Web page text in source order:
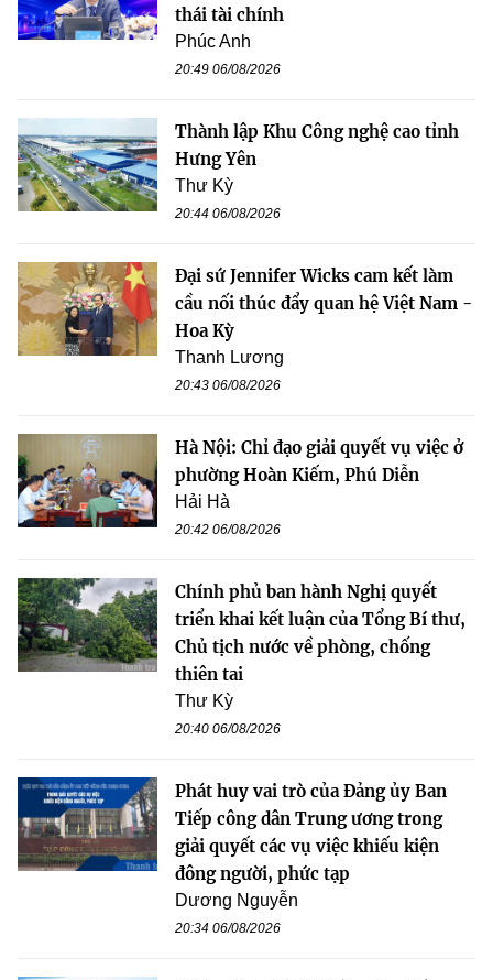
thái tài chính
Phúc Anh
20:49 06/08/2026
Thành lập Khu Công nghệ cao tỉnh
Hưng Yên
Thư Kỳ
20:44 06/08/2026
Đại sứ Jennifer Wicks cam kết làm
cầu nối thúc đẩy quan hệ Việt Nam -
Hoa Kỳ
Thanh Lương
20:43 06/08/2026
Hà Nội: Chỉ đạo giải quyết vụ việc ở
phường Hoàn Kiếm, Phú Diễn
Hải Hà
20:42 06/08/2026
Chính phủ ban hành Nghị quyết
triển khai kết luận của Tổng Bí thư,
Chủ tịch nước về phòng, chống
thiên tai
Thư Kỳ
20:40 06/08/2026
Phát huy vai trò của Đảng ủy Ban
Tiếp công dân Trung ương trong
giải quyết các vụ việc khiếu kiện
đông người, phức tạp
Dương Nguyễn
20:34 06/08/2026